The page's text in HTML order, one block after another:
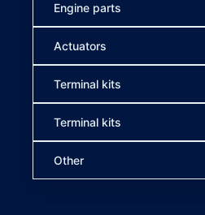
Engine parts
Actuators
Terminal kits
Terminal kits
Other